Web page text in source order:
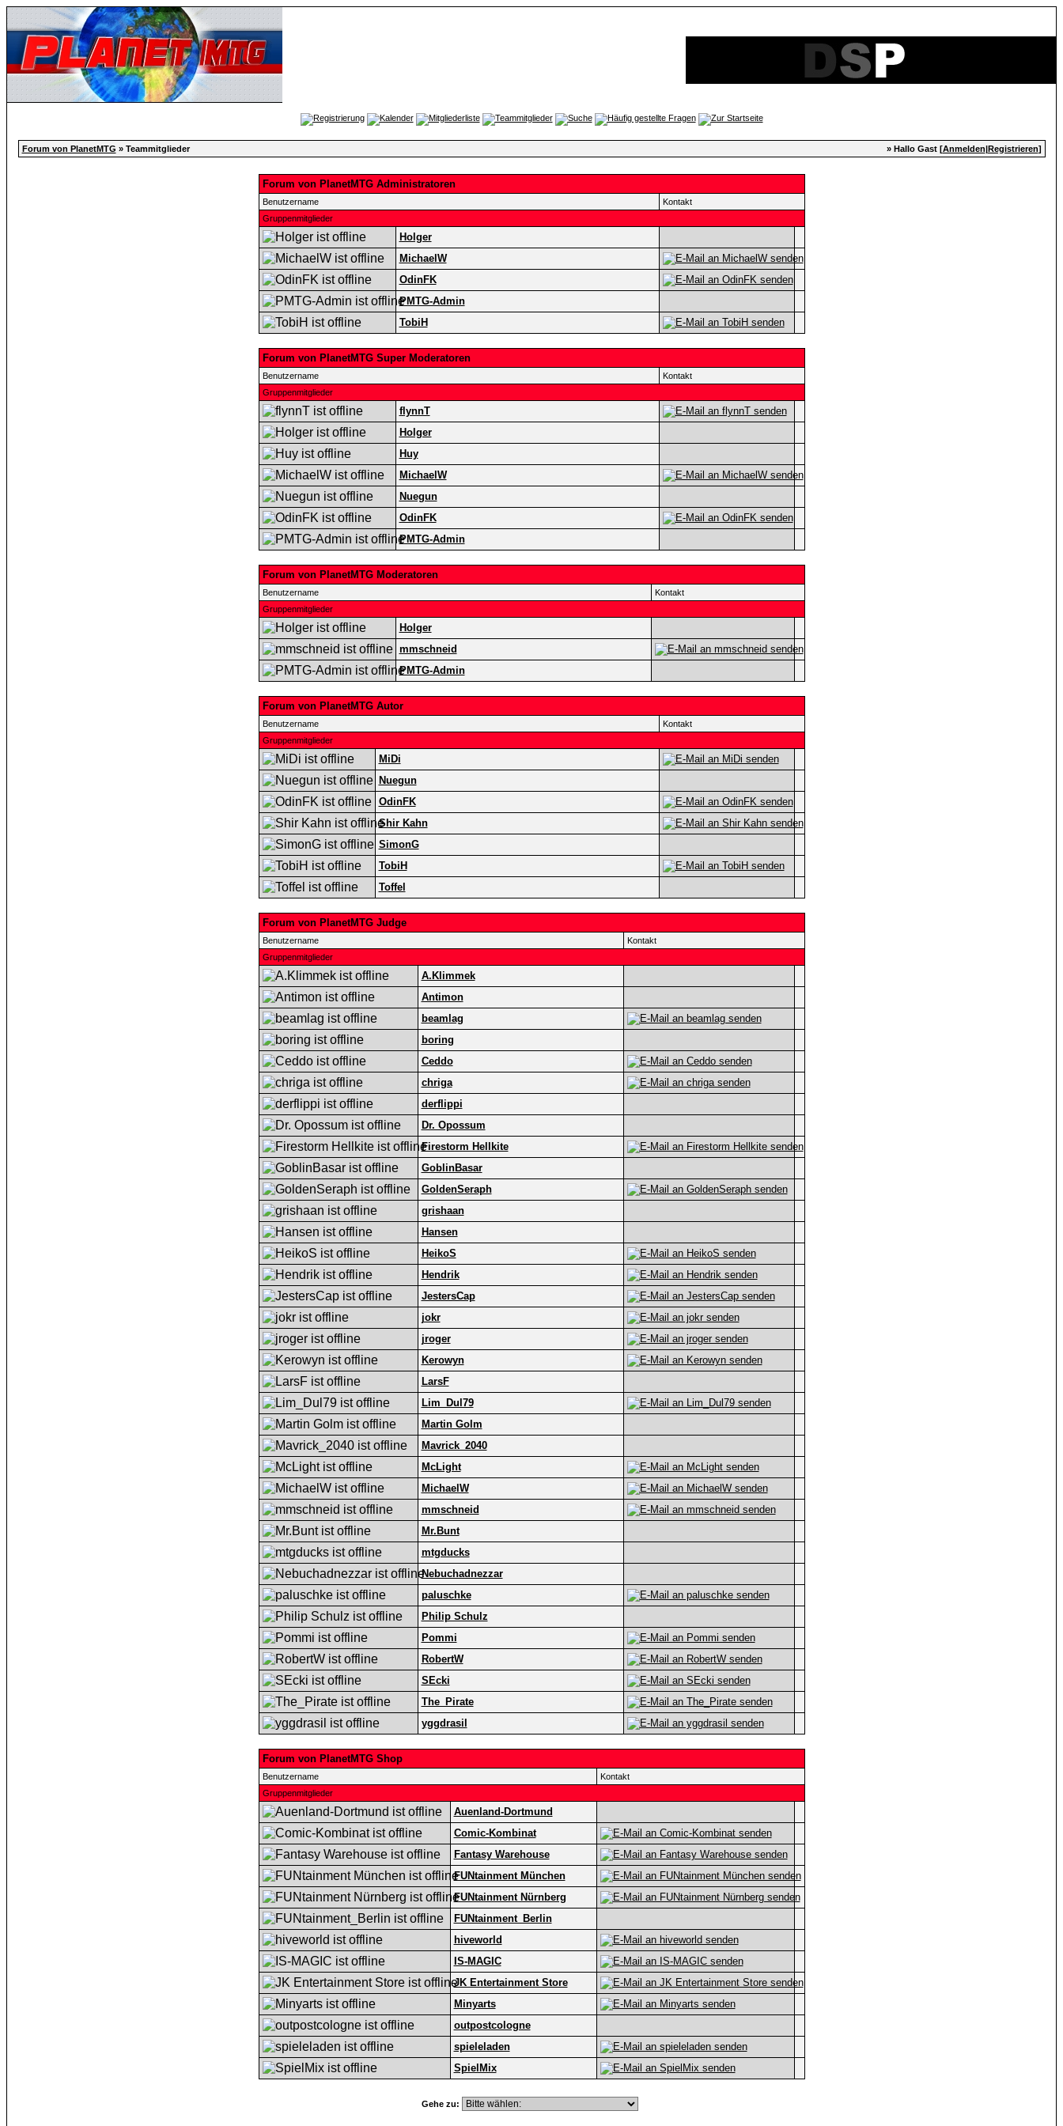
Forum von PlanetMTG » Teammitglieder » Hallo Gast [Anmelden|Registrieren]
Forum von PlanetMTG Administratoren
Benutzername
Kontakt
Gruppenmitglieder
Holger
MichaelW
OdinFK
PMTG-Admin
TobiH
Forum von PlanetMTG Super Moderatoren
Benutzername
Kontakt
Gruppenmitglieder
flynnT
Holger
Huy
MichaelW
Nuegun
OdinFK
PMTG-Admin
Forum von PlanetMTG Moderatoren
Benutzername
Kontakt
Gruppenmitglieder
Holger
mmschneid
PMTG-Admin
Forum von PlanetMTG Autor
Benutzername
Kontakt
Gruppenmitglieder
MiDi
Nuegun
OdinFK
Shir Kahn
SimonG
TobiH
Toffel
Forum von PlanetMTG Judge
Benutzername
Kontakt
Gruppenmitglieder
A.Klimmek
Antimon
beamlag
boring
Ceddo
chriga
derflippi
Dr. Opossum
Firestorm Hellkite
GoblinBasar
GoldenSeraph
grishaan
Hansen
HeikoS
Hendrik
JestersCap
jokr
jroger
Kerowyn
LarsF
Lim_Dul79
Martin Golm
Mavrick_2040
McLight
MichaelW
mmschneid
Mr.Bunt
mtgducks
Nebuchadnezzar
paluschke
Philip Schulz
Pommi
RobertW
SEcki
The_Pirate
yggdrasil
Forum von PlanetMTG Shop
Benutzername
Kontakt
Gruppenmitglieder
Auenland-Dortmund
Comic-Kombinat
Fantasy Warehouse
FUNtainment München
FUNtainment Nürnberg
FUNtainment_Berlin
hiveworld
IS-MAGIC
JK Entertainment Store
Minyarts
outpostcologne
spieleladen
SpielMix
Gehe zu: